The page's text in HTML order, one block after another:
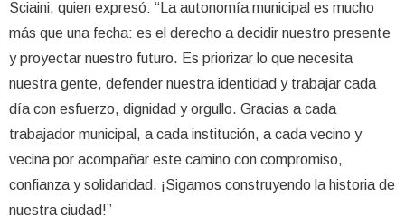
Sciaini, quien expresó: “La autonomía municipal es mucho
más que una fecha: es el derecho a decidir nuestro presente
y proyectar nuestro futuro. Es priorizar lo que necesita
nuestra gente, defender nuestra identidad y trabajar cada
día con esfuerzo, dignidad y orgullo. Gracias a cada
trabajador municipal, a cada institución, a cada vecino y
vecina por acompañar este camino con compromiso,
confianza y solidaridad. ¡Sigamos construyendo la historia de
nuestra ciudad!”